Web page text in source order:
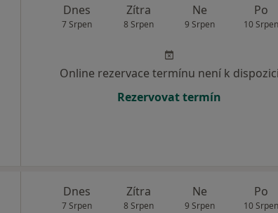
Dnes
7 Srpen
Zítra
8 Srpen
Ne
9 Srpen
Po
10 Srpen
Online rezervace termínu není k dispozici
Rezervovat termín
Dnes
7 Srpen
Zítra
8 Srpen
Ne
9 Srpen
Po
10 Srpen